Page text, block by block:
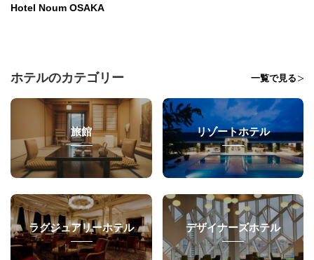
Hotel Noum OSAKA
ホテルのカテゴリー 一覧で見る
旅館 リゾートホテル
ラグジュアリーホテル デザイナーズホテル